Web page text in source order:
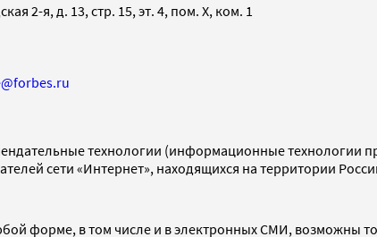
2-я, д. 13, стр. 15, эт. 4, пом. X, ком. 1
технологии (информационные технологии
сети «Интернет», находящихся на территории
форме, в том числе и в электронных СМИ, возможны